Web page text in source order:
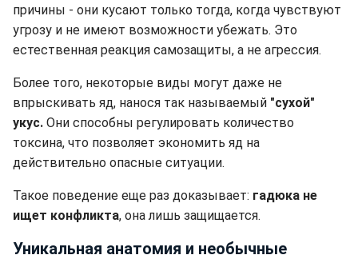
причины - они кусают только тогда, когда чувствуют
угрозу и не имеют возможности убежать. Это
естественная реакция самозащиты, а не агрессия.
Более того, некоторые виды могут даже не
впрыскивать яд, нанося так называемый "сухой"
укус. Они способны регулировать количество
токсина, что позволяет экономить яд на
действительно опасные ситуации.
Такое поведение еще раз доказывает: гадюка не
ищет конфликта, она лишь защищается.
Уникальная анатомия и необычные